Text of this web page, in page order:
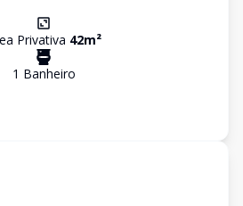
Privativa 42m²
1 Banheiro